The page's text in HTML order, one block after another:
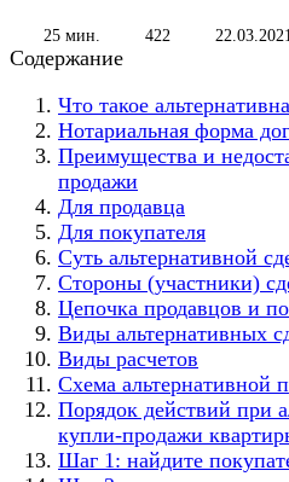
25 мин. 422 22.03.2021
Содержание
Что такое
Нотариальная форма
Преимущества и
продажи
Для продавца
Для покупателя
Суть альтернативной
Стороны (участники)
Цепочка продавцов и
Виды альтернативных
Виды расчетов
Схема альтернативной
Пopядoк дeйcтвий пpи
кyпли-пpoдaжи
Шaг 1: нaйдитe